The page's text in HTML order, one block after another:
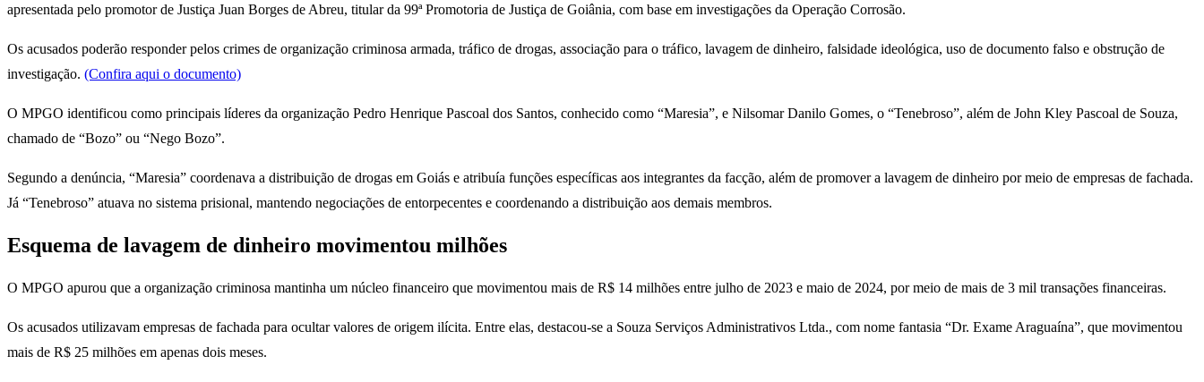
apresentada pelo promotor de Justiça Juan Borges de Abreu, titular da 99ª Promotoria de Justiça de Goiânia, com base em investigações da Operação Corrosão.
Os acusados poderão responder pelos crimes de organização criminosa armada, tráfico de drogas, associação para o tráfico, lavagem de dinheiro, falsidade ideológica, uso de documento falso e obstrução de
investigação. (Confira aqui o documento)
O MPGO identificou como principais líderes da organização Pedro Henrique Pascoal dos Santos, conhecido como “Maresia”, e Nilsomar Danilo Gomes, o “Tenebroso”, além de John Kley Pascoal de Souza,
chamado de “Bozo” ou “Nego Bozo”.
Segundo a denúncia, “Maresia” coordenava a distribuição de drogas em Goiás e atribuía funções específicas aos integrantes da facção, além de promover a lavagem de dinheiro por meio de empresas de fachada.
Já “Tenebroso” atuava no sistema prisional, mantendo negociações de entorpecentes e coordenando a distribuição aos demais membros.
Esquema de lavagem de dinheiro movimentou milhões
O MPGO apurou que a organização criminosa mantinha um núcleo financeiro que movimentou mais de R$ 14 milhões entre julho de 2023 e maio de 2024, por meio de mais de 3 mil transações financeiras.
Os acusados utilizavam empresas de fachada para ocultar valores de origem ilícita. Entre elas, destacou-se a Souza Serviços Administrativos Ltda., com nome fantasia “Dr. Exame Araguaína”, que movimentou
mais de R$ 25 milhões em apenas dois meses.